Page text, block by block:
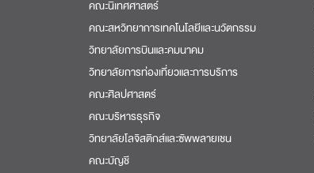
คณะนิเทศศาสตร์
คณะสหวิทยาการเทคโนโลยีและนวัตกรรม
วิทยาลัยการบินและคมนาคม
วิทยาลัยการท่องเที่ยวและการบริการ
คณะศิลปศาสตร์
คณะบริหารธุรกิจ
วิทยาลัยโลจิสติกส์และซัพพลายเชน
คณะบัญชี